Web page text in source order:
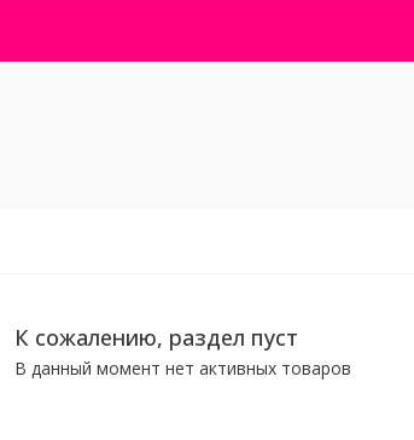
К сожалению, раздел пуст
В данный момент нет активных товаров